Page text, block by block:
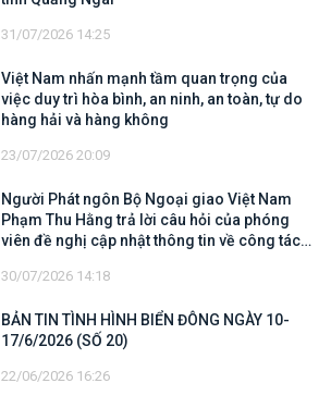
31/07/2026 14:25
Việt Nam nhấn mạnh tầm quan trọng của
việc duy trì hòa bình, an ninh, an toàn, tự do
hàng hải và hàng không
23/07/2026 20:09
Người Phát ngôn Bộ Ngoại giao Việt Nam
Phạm Thu Hằng trả lời câu hỏi của phóng
viên đề nghị cập nhật thông tin về công tác
trên tàu Khôi Nguyên 18
30/07/2026 14:18
BẢN TIN TÌNH HÌNH BIỂN ĐÔNG NGÀY 10-
17/6/2026 (SỐ 20)
22/06/2026 16:26